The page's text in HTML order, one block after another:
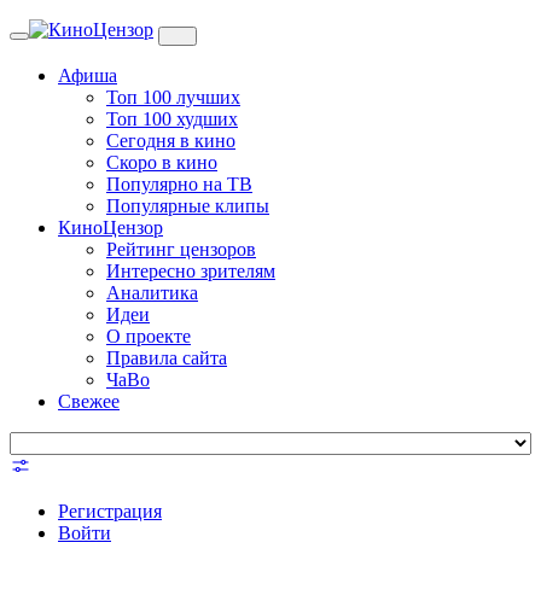
Toggle
Афиша
Топ 100 лучших
Топ 100 худших
Сегодня в кино
Скоро в кино
Популярно на ТВ
Популярные клипы
КиноЦензор
Рейтинг цензоров
Интересно зрителям
Аналитика
Идеи
О проекте
Правила сайта
ЧаВо
Свежее
Регистрация
Войти